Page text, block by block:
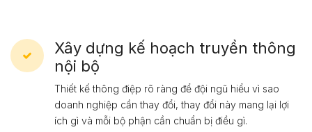
Xây dựng kế hoạch truyền thông
nội bộ
Thiết kế thông điệp rõ ràng để đội ngũ hiểu vì sao
doanh nghiệp cần thay đổi, thay đổi này mang lại lợi
ích gì và mỗi bộ phận cần chuẩn bị điều gì.